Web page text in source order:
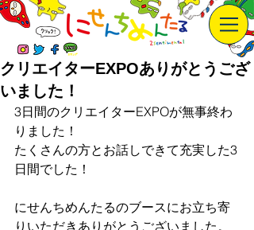
クリエイターEXPOありがとうござ
いました！
3日間のクリエイターEXPOが無事終わ
りました！
たくさんの方とお話しできて充実した3
日間でした！
にせんちめんたるのブースにお立ち寄
りいただきありがとうございました。